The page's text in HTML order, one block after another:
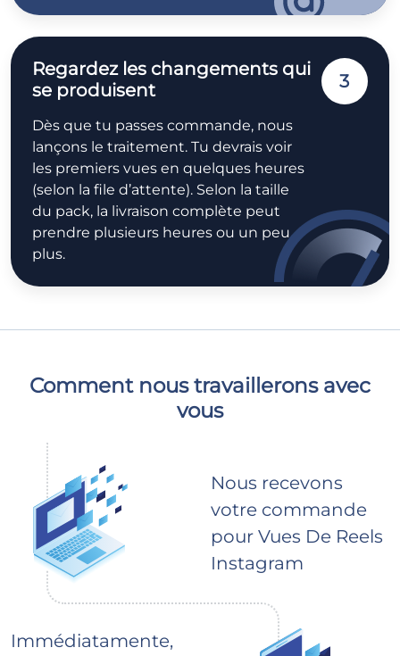
Regardez les changements qui
se produisent
Dès que tu passes commande, nous
lançons le traitement. Tu devrais voir
les premiers vues en quelques heures
(selon la file d’attente). Selon la taille
du pack, la livraison complète peut
prendre plusieurs heures ou un peu
plus.
3
Comment nous travaillerons avec
vous
Nous recevons
votre commande
pour Vues De Reels
Instagram
Immédiatamente,